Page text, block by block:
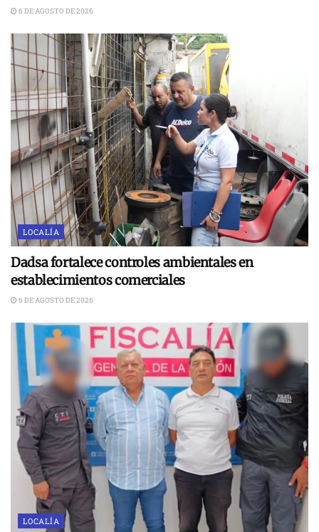
6 DE AGOSTO DE 2026
LOCALÍA
Dadsa fortalece controles ambientales en
establecimientos comerciales
6 DE AGOSTO DE 2026
LOCALÍA